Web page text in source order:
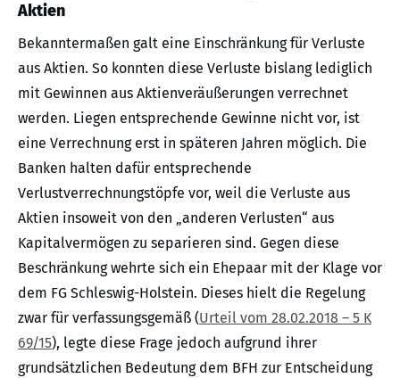
Aktien
Bekanntermaßen galt eine Einschränkung für Verluste
aus Aktien. So konnten diese Verluste bislang lediglich
mit Gewinnen aus Aktienveräußerungen verrechnet
werden. Liegen entsprechende Gewinne nicht vor, ist
eine Verrechnung erst in späteren Jahren möglich. Die
Banken halten dafür entsprechende
Verlustverrechnungstöpfe vor, weil die Verluste aus
Aktien insoweit von den „anderen Verlusten“ aus
Kapitalvermögen zu separieren sind. Gegen diese
Beschränkung wehrte sich ein Ehepaar mit der Klage vor
dem FG Schleswig-Holstein. Dieses hielt die Regelung
zwar für verfassungsgemäß (Urteil vom 28.02.2018 – 5 K
69/15), legte diese Frage jedoch aufgrund ihrer
grundsätzlichen Bedeutung dem BFH zur Entscheidung